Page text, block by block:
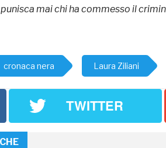
mai chi ha commesso il
cronaca nera Laura Ziliani
TWITTER